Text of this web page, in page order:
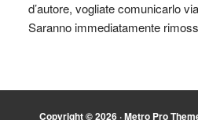
d’autore, vogliate comunicarlo
Saranno immediatamente
Copyright © 2026 ·Metro Pro